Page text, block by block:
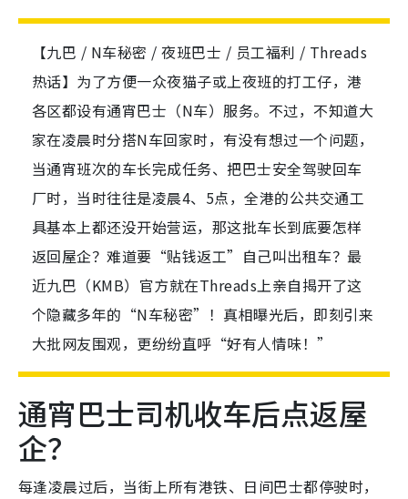
【九巴 / N车秘密 / 夜班巴士 / 员工福利 / Threads
热话】为了方便一众夜猫子或上夜班的打工仔，港
各区都设有通宵巴士（N车）服务。不过，不知道大
家在凌晨时分搭N车回家时，有没有想过一个问题，
当通宵班次的车长完成任务、把巴士安全驾驶回车
厂时，当时往往是凌晨4、5点，全港的公共交通工
具基本上都还没开始营运，那这批车长到底要怎样
返回屋企？难道要“贴钱返工”自己叫出租车？最
近九巴（KMB）官方就在Threads上亲自揭开了这
个隐藏多年的“N车秘密”！真相曝光后，即刻引来
大批网友围观，更纷纷直呼“好有人情味！”
通宵巴士司机收车后点返屋
企？
每逢凌晨过后，当街上所有港铁、日间巴士都停驶时，